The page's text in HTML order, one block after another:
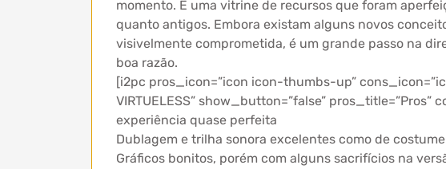
momento. É uma vitrine de recursos que foram
quanto antigos. Embora existam alguns novos
visivelmente comprometida, é um grande passo na
boa razão.
[i2pc pros_icon=”icon icon-thumbs-up”
VIRTUELESS” show_button=”false”
experiência quase perfeita
Dublagem e trilha sonora excelentes como de costume
Gráficos bonitos, porém com alguns sacrifícios na